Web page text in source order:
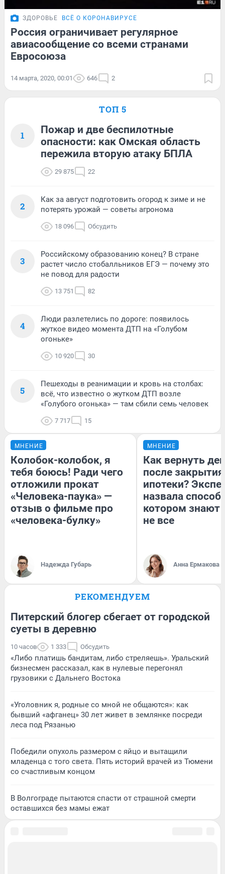
ЗДОРОВЬЕ ВСЁ О КОРОНАВИРУСЕ
Россия ограничивает регулярное
авиасообщение со всеми странами
Евросоюза
14 марта, 2020, 00:01 646 2
ТОП 5
1
Пожар и две беспилотные
опасности: как Омская область
пережила вторую атаку БПЛА
29 875 22
2
Как за август подготовить огород к зиме и не
потерять урожай — советы агронома
18 096 Обсудить
3
Российскому образованию конец? В стране
растет число стобалльников ЕГЭ — почему это
не повод для радости
13 751 82
4
Люди разлетелись по дороге: появилось
жуткое видео момента ДТП на «Голубом
огоньке»
10 920 30
5
Пешеходы в реанимации и кровь на столбах:
всё, что известно о жутком ДТП возле
«Голубого огонька» — там сбили семь человек
7 717 15
МНЕНИЕ
Колобок-колобок, я
тебя боюсь! Ради чего
отложили прокат
«Человека-паука» —
отзыв о фильме про
«человека-булку»
Надежда Губарь
МНЕНИЕ
Как вернуть
после закрытия
ипотеки?
назвала
котором знают
не все
Анна Ермакова
РЕКОМЕНДУЕМ
Питерский блогер сбегает от городской
суеты в деревню
10 часов 1 333 Обсудить
«Либо платишь бандитам, либо стреляешь». Уральский
бизнесмен рассказал, как в нулевые перегонял
грузовики с Дальнего Востока
«Уголовник я, родные со мной не общаются»: как
бывший «афганец» 30 лет живет в землянке посреди
леса под Рязанью
Победили опухоль размером с яйцо и вытащили
младенца с того света. Пять историй врачей из Тюмени
со счастливым концом
В Волгограде пытаются спасти от страшной смерти
оставшихся без мамы ежат